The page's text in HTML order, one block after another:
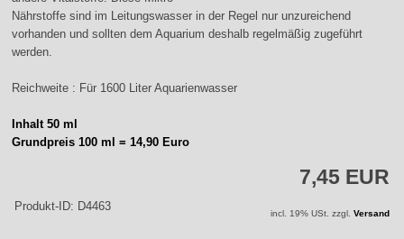
Nährstoffe sind im Leitungswasser in der Regel nur unzureichend
vorhanden und sollten dem Aquarium deshalb regelmäßig zugeführt
werden.
Reichweite : Für 1600 Liter Aquarienwasser
Inhalt 50 ml
Grundpreis 100 ml = 14,90 Euro
7,45 EUR
Produkt-ID: D4463
incl. 19% USt. zzgl. Versand